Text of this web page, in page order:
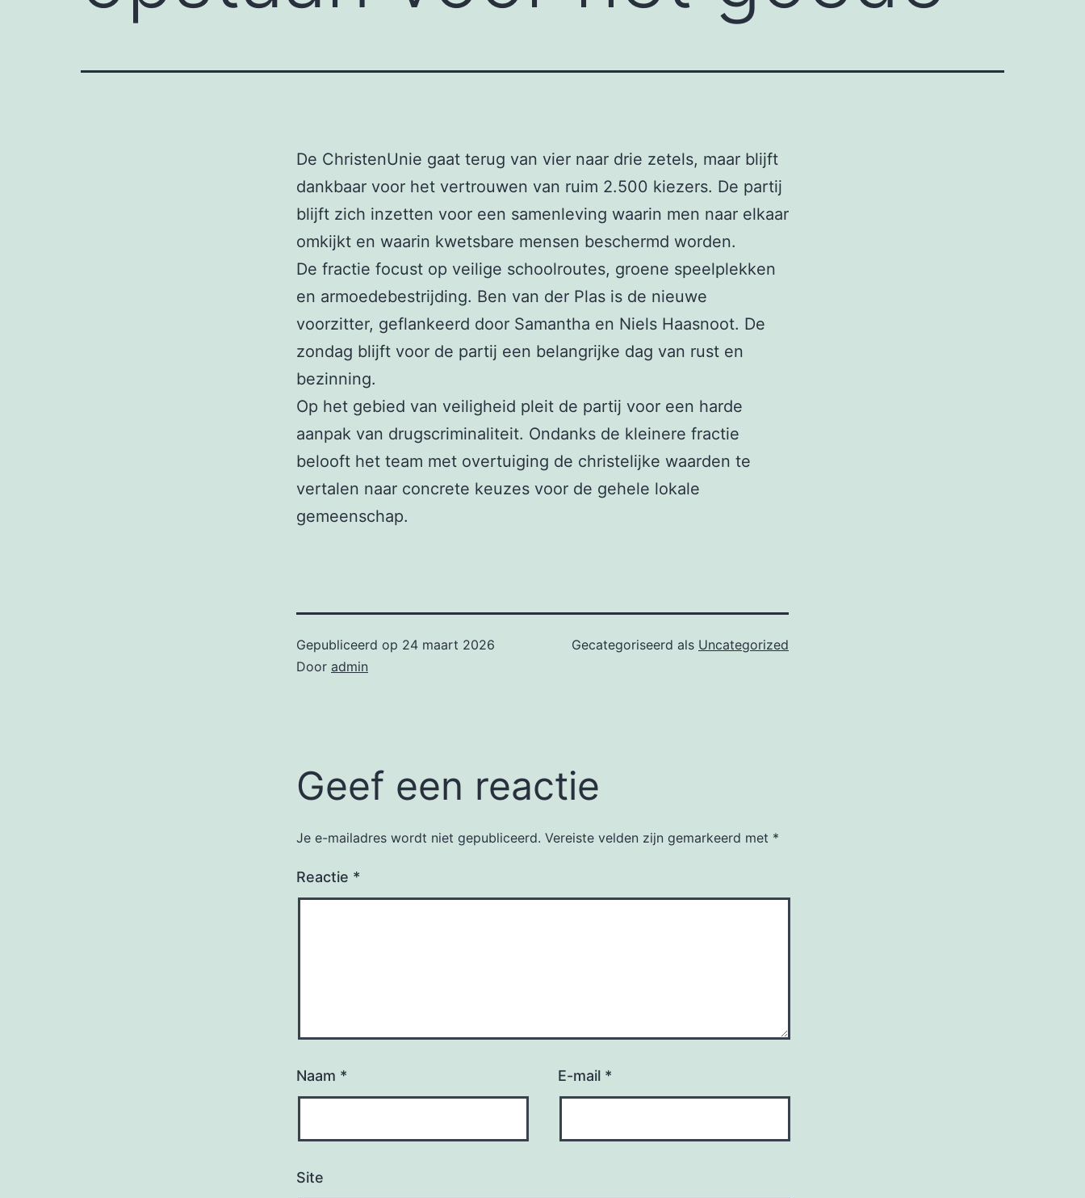
De ChristenUnie gaat terug van vier naar drie zetels, maar blijft
dankbaar voor het vertrouwen van ruim 2.500 kiezers. De partij
blijft zich inzetten voor een samenleving waarin men naar elkaar
omkijkt en waarin kwetsbare mensen beschermd worden.
De fractie focust op veilige schoolroutes, groene speelplekken
en armoedebestrijding. Ben van der Plas is de nieuwe
voorzitter, geflankeerd door Samantha en Niels Haasnoot. De
zondag blijft voor de partij een belangrijke dag van rust en
bezinning.
Op het gebied van veiligheid pleit de partij voor een harde
aanpak van drugscriminaliteit. Ondanks de kleinere fractie
belooft het team met overtuiging de christelijke waarden te
vertalen naar concrete keuzes voor de gehele lokale
gemeenschap.
Gepubliceerd op 24 maart 2026
Door admin
Gecategoriseerd als Uncategorized
Geef een reactie
Je e-mailadres wordt niet gepubliceerd. Vereiste velden zijn gemarkeerd met *
Reactie *
Naam * E-mail *
Site